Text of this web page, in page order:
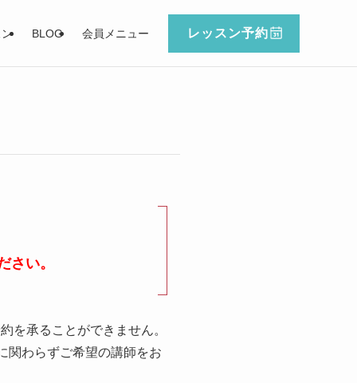
BLOG 会員メニュー レッスン予約
さい。
を承ることができません。
関わらずご希望の講師をお